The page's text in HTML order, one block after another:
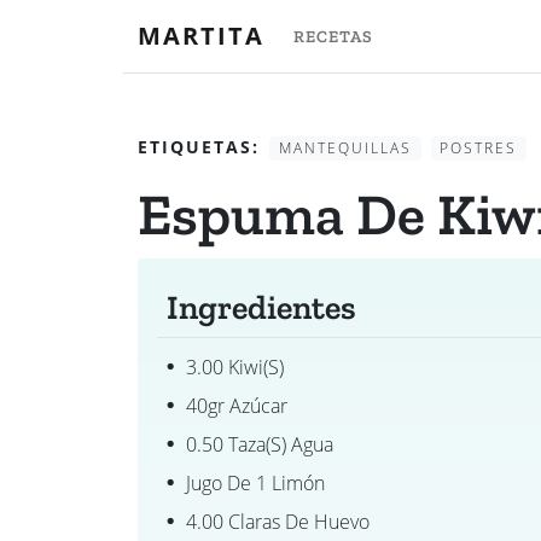
MARTITA RECETAS
ETIQUETAS: MANTEQUILLAS POSTRES
Espuma De
Ingredientes
3.00 Kiwi(s)
40gr Azúcar
0.50 Taza(s) Agua
Jugo De 1 Limón
4.00 Claras De Huevo